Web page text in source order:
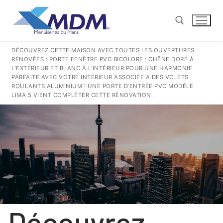
Rechercher :
CONTACT@MENUISERIESDUMANS.FR
QUI SOMMES-NOUS ?
NOS GESTES POUR LA TERRE
NOS PRODUITS PVC
DÉCOUVREZ CETTE MAISON AVEC TOUTES LES OUVERTURES
RÉNOVÉES : PORTE FENÊTRE PVC BICOLORE : CHÊNE DORÉ À
L’EXTÉRIEUR ET BLANC À L’INTÉRIEUR POUR UNE HARMONIE
PARFAITE AVEC VOTRE INTÉRIEUR ASSOCIÉE A DES VOLETS
ROULANTS ALUMINIUM ! UNE PORTE D’ENTRÉE PVC MODÈLE
LIMA 5 VIENT COMPLÉTER CETTE RÉNOVATION.